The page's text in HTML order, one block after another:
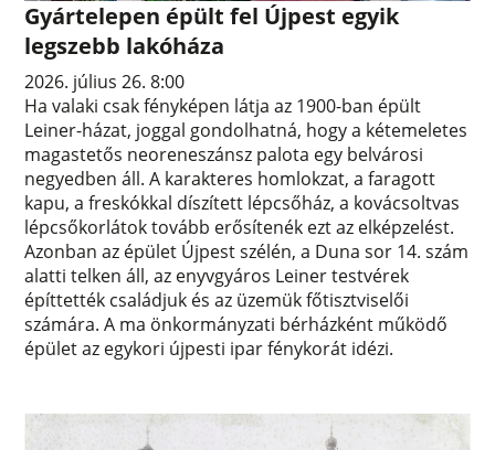
Gyártelepen épült fel Újpest egyik
legszebb lakóháza
2026. július 26. 8:00
Ha valaki csak fényképen látja az 1900-ban épült
Leiner-házat, joggal gondolhatná, hogy a kétemeletes
magastetős neoreneszánsz palota egy belvárosi
negyedben áll. A karakteres homlokzat, a faragott
kapu, a freskókkal díszített lépcsőház, a kovácsoltvas
lépcsőkorlátok tovább erősítenék ezt az elképzelést.
Azonban az épület Újpest szélén, a Duna sor 14. szám
alatti telken áll, az enyvgyáros Leiner testvérek
építtették családjuk és az üzemük főtisztviselői
számára. A ma önkormányzati bérházként működő
épület az egykori újpesti ipar fénykorát idézi.